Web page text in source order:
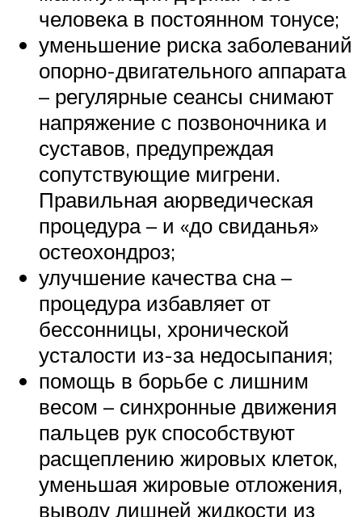
человека в постоянном тонусе;
уменьшение риска заболеваний
опорно-двигательного аппарата
– регулярные сеансы снимают
напряжение с позвоночника и
суставов, предупреждая
сопутствующие мигрени.
Правильная аюрведическая
процедура – и «до свиданья»
остеохондроз;
улучшение качества сна –
процедура избавляет от
бессонницы, хронической
усталости из-за недосыпания;
помощь в борьбе с лишним
весом – синхронные движения
пальцев рук способствуют
расщеплению жировых клеток,
уменьшая жировые отложения,
выводу лишней жидкости из